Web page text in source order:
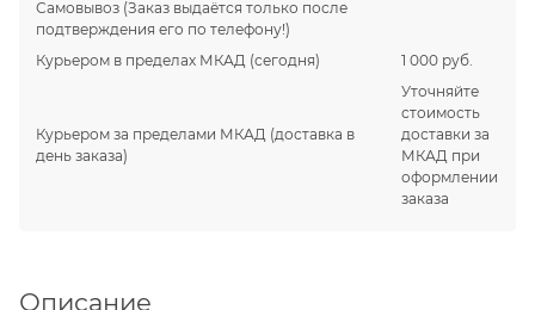
Самовывоз (Заказ выдаётся только после
подтверждения его по телефону!)
Курьером в пределах МКАД (сегодня) 1 000 руб.
Курьером за пределами МКАД (доставка в
день заказа)
Уточняйте
стоимость
доставки за
МКАД при
оформлении
заказа
Описание